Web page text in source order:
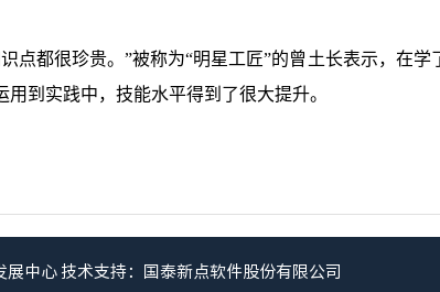
都很珍贵。”被称为“明星工匠”的曾土长表示，在学
到实践中，技能水平得到了很大提升。
展中心 技术支持：国泰新点软件股份有限公司